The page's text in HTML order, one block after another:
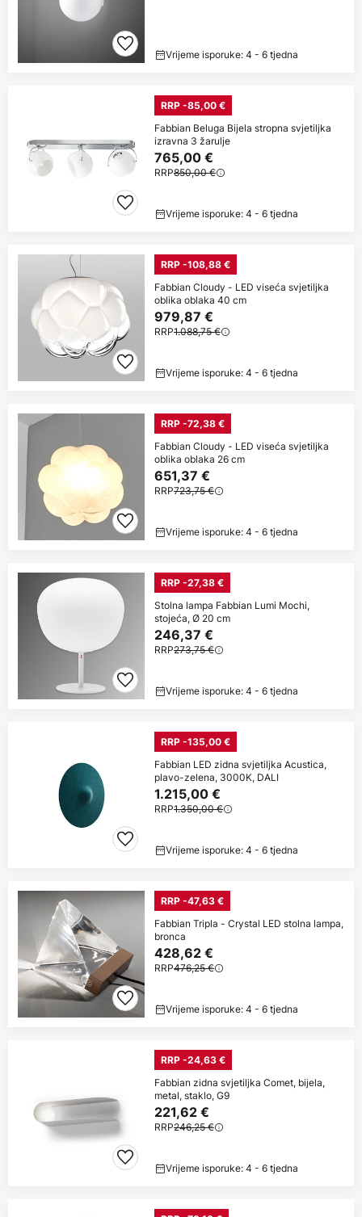
Vrijeme isporuke: 4 - 6 tjedna
RRP -85,00 €
Fabbian Beluga Bijela stropna svjetiljka
izravna 3 žarulje
765,00 €
RRP850,00 €
Vrijeme isporuke: 4 - 6 tjedna
RRP -108,88 €
Fabbian Cloudy - LED viseća svjetiljka
oblika oblaka 40 cm
979,87 €
RRP1.088,75 €
Vrijeme isporuke: 4 - 6 tjedna
RRP -72,38 €
Fabbian Cloudy - LED viseća svjetiljka
oblika oblaka 26 cm
651,37 €
RRP723,75 €
Vrijeme isporuke: 4 - 6 tjedna
RRP -27,38 €
Stolna lampa Fabbian Lumi Mochi,
stojeća, Ø 20 cm
246,37 €
RRP273,75 €
Vrijeme isporuke: 4 - 6 tjedna
RRP -135,00 €
Fabbian LED zidna svjetiljka Acustica,
plavo-zelena, 3000K, DALI
1.215,00 €
RRP1.350,00 €
Vrijeme isporuke: 4 - 6 tjedna
RRP -47,63 €
Fabbian Tripla - Crystal LED stolna lampa,
bronca
428,62 €
RRP476,25 €
Vrijeme isporuke: 4 - 6 tjedna
RRP -24,63 €
Fabbian zidna svjetiljka Comet, bijela,
metal, staklo, G9
221,62 €
RRP246,25 €
Vrijeme isporuke: 4 - 6 tjedna